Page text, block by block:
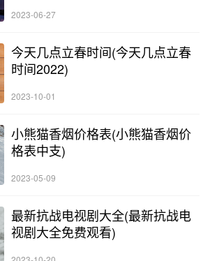
2023-06-27
今天几点立春时间(今天几点立春
时间2022)
2023-10-01
小熊猫香烟价格表(小熊猫香烟价
格表中支)
2023-05-09
最新抗战电视剧大全(最新抗战电
视剧大全免费观看)